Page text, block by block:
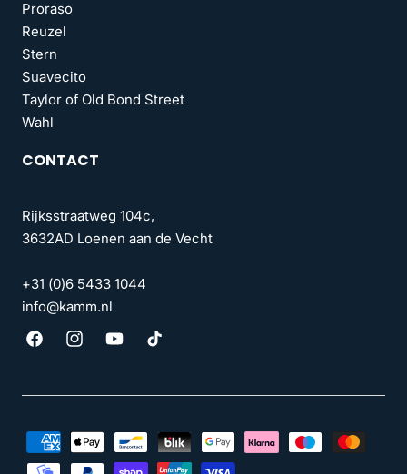
Proraso
Reuzel
Stern
Suavecito
Taylor of Old Bond Street
Wahl
CONTACT
Rijksstraatweg 104c,
3632AD Loenen aan de Vecht
+31 (0)6 5433 1044
info@kamm.nl
FacebookInstagramYouTubeTikTok
Betaalmethoden